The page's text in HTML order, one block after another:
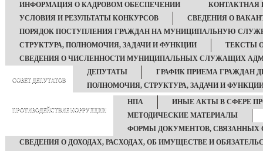
ИНФОРМАЦИЯ О КАДРОВОМ ОБЕСПЕЧЕНИИ
КОНТАКТНАЯ
УСЛОВИЯ И РЕЗУЛЬТАТЫ КОНКУРСОВ
СВЕДЕНИЯ О
ПОРЯДОК ПОСТУПЛЕНИЯ ГРАЖДАН НА МУНИЦИПАЛЬНУЮ
СТРУКТУРА, ПОЛНОМОЧИЯ, ЗАДАЧИ И ФУНКЦИИ
ТЕКСТЫ
СВЕДЕНИЯ О ЧИСЛЕННОСТИ МУНИЦИПАЛЬНЫХ СЛУЖАЩИХ
СОВЕТ ДЕПУТАТОВ
ДЕПУТАТЫ
ГРАФИК ПРИЕМА ГРАЖДАН
ПОЛНОМОЧИЯ, СТРУКТУРА, ЗАДАЧИ И
ПРОТИВОДЕЙСТВИЕ КОРРУПЦИИ
НПА
ИНЫЕ АКТЫ В СФЕРЕ
МЕТОДИЧЕСКИЕ МАТЕРИАЛЫ
ФОРМЫ ДОКУМЕНТОВ, СВЯЗАННЫХ
СВЕДЕНИЯ О ДОХОДАХ, РАСХОДАХ, ОБ ИМУЩЕСТВЕ И